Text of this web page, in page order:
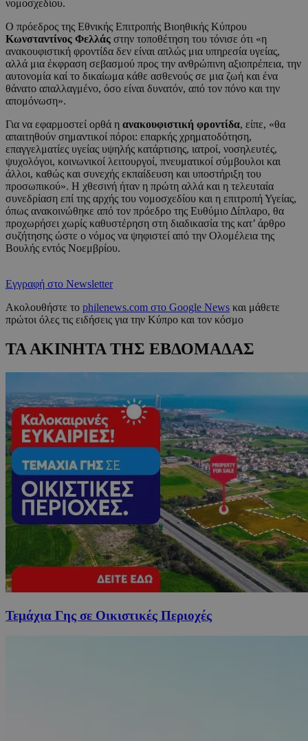
νομοσχεδίου.
Ο πρόεδρος της Εθνικής Επιτροπής Βιοηθικής Κύπρου
Κωνσταντίνος Φελλάς στην τοποθέτηση του τόνισε ότι «η
ανακουφιστική φροντίδα δεν είναι απλώς μια υπηρεσία υγείας,
αλλά μια έκφραση σεβασμού προς την ανθρώπινη αξιοπρέπεια, την
αυτονομία καί το δικαίωμα κάθε ασθενούς σε μια ζωή και ένα
θάνατο απαλλαγμένο, όσο είναι δυνατόν, από τον πόνο και την
απομόνωση».
Για να εφαρμοστεί ορθά η ανακουφιστική φροντίδα, είπε, «θα
απαιτηθούν σημαντικοί πόροι: επαρκής χρηματοδότηση,
επαγγελματίες υγείας υψηλής κατάρτισης, ιατροί, νοσηλευτές,
ψυχολόγοι, κοινωνικοί λειτουργοί, πνευματικοί σύμβουλοι και
άλλοι, καθώς και συνεχής εκπαίδευση και υποστήριξη του
προσωπικού». Η χθεσινή ήταν η πρώτη αλλά και η τελευταία
συνεδρίαση επί της αρχής του νομοσχεδίου και η επιτροπή Υγείας,
όπως ανακοινώθηκε από τον πρόεδρο της Ευθύμιο Δίπλαρο, θα
προχωρήσει χωρίς καθυστέρηση στη διαδικασία της κατ’ άρθρο
συζήτησης ώστε ο νόμος να ψηφιστεί από την Ολομέλεια της
Βουλής εντός Νοεμβρίου.
Εγγραφή στο Newsletter
Ακολουθήστε το philenews.com στο Google News και μάθετε
πρώτοι όλες τις ειδήσεις για την Κύπρο και τον κόσμο
ΤΑ ΑΚΙΝΗΤΑ ΤΗΣ ΕΒΔΟΜΑΔΑΣ
Τεμάχια Γης σε Οικιστικές Περιοχές